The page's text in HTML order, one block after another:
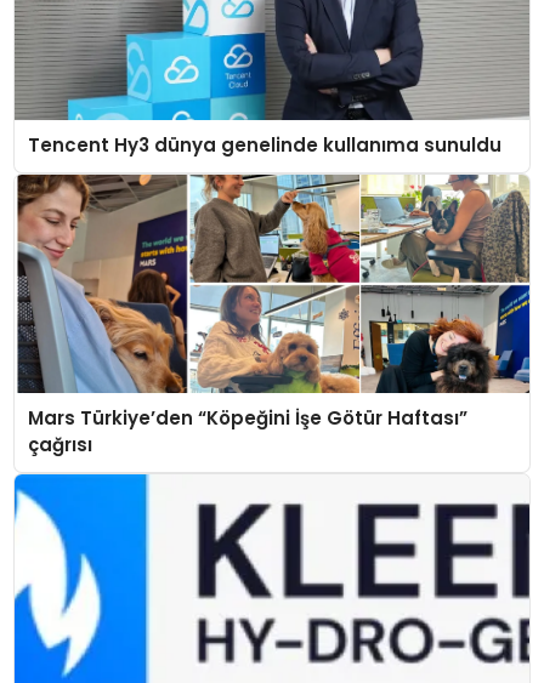
Tencent Hy3 dünya genelinde kullanıma sunuldu
Mars Türkiye’den “Köpeğini İşe Götür Haftası”
çağrısı